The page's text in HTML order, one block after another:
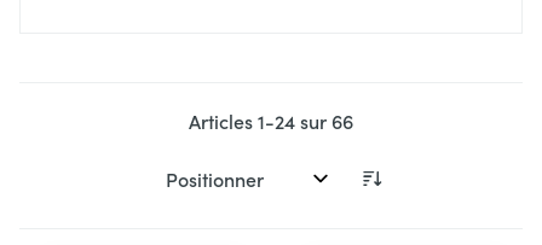
Articles1-24sur 66
Trier par: